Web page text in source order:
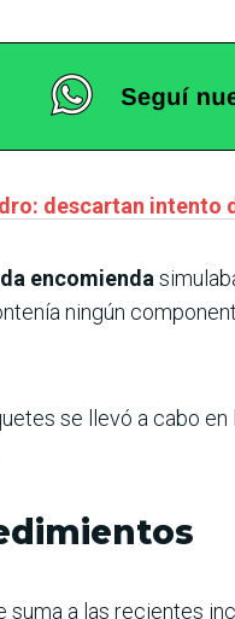
descartan
encomienda
ningún
se llevó a cabo
a las recientes